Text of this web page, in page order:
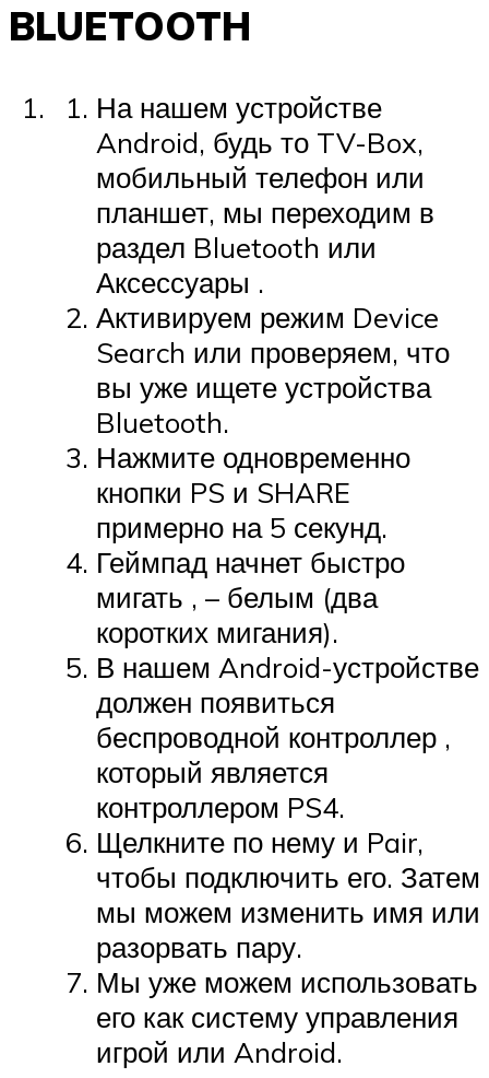
BLUETOOTH
На нашем устройстве
Android, будь то TV-Box,
мобильный телефон или
планшет, мы переходим в
раздел Bluetooth или
Аксессуары .
Активируем режим Device
Search или проверяем, что
вы уже ищете устройства
Bluetooth.
Нажмите одновременно
кнопки PS и SHARE
примерно на 5 секунд.
Геймпад начнет быстро
мигать , – белым (два
коротких мигания).
В нашем Android-устройстве
должен появиться
беспроводной контроллер ,
который является
контроллером PS4.
Щелкните по нему и Pair,
чтобы подключить его. Затем
мы можем изменить имя или
разорвать пару.
Мы уже можем использовать
его как систему управления
игрой или Android.